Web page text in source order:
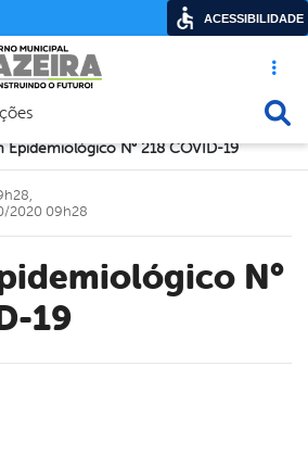
Acesso
navegação
Epidemiológico N° 218 COVID-19
19
2020 09h28
ACESSIBILIDADE